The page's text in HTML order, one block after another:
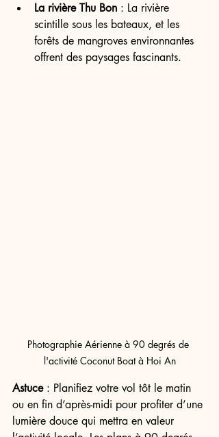
La rivière Thu Bon : La rivière
scintille sous les bateaux, et les
forêts de mangroves environnantes
offrent des paysages fascinants.
Photographie Aérienne à 90 degrés de
l'activité Coconut Boat à Hoi An
Astuce : Planifiez votre vol tôt le matin
ou en fin d’après-midi pour profiter d’une
lumière douce qui mettra en valeur